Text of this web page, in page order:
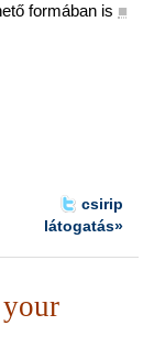
formában is ■
csirip
látogatás»